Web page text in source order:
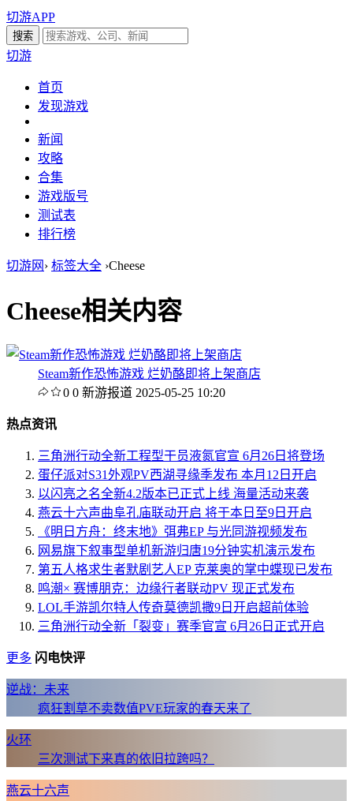
切游APP
切游
首页
发现游戏
新闻
攻略
合集
游戏版号
测试表
排行榜
切游网 › 标签大全 ›Cheese
Cheese相关内容
Steam新作恐怖游戏 烂奶酪即将上架商店
0 0 新游报道 2025-05-25 10:20
热点资讯
三角洲行动全新工程型干员液氮官宣 6月26日将登场
蛋仔派对S31外观PV西湖寻缘季发布 本月12日开启
以闪亮之名全新4.2版本已正式上线 海量活动来袭
燕云十六声曲阜孔庙联动开启 将于本日至9日开启
《明日方舟：终末地》弭弗EP 与光同游视频发布
网易旗下叙事型单机新游归唐19分钟实机演示发布
第五人格求生者默剧艺人EP 克莱奥的掌中蝶现已发布
鸣潮× 赛博朋克：边缘行者联动PV 现正式发布
LOL手游凯尔特人传奇莫德凯撒9日开启超前体验
三角洲行动全新「裂变」赛季官宣 6月26日正式开启
更多 闪电快评
逆战：未来
疯狂割草不卖数值PVE玩家的春天来了
火环
三次测试下来真的依旧拉跨吗？
燕云十六声